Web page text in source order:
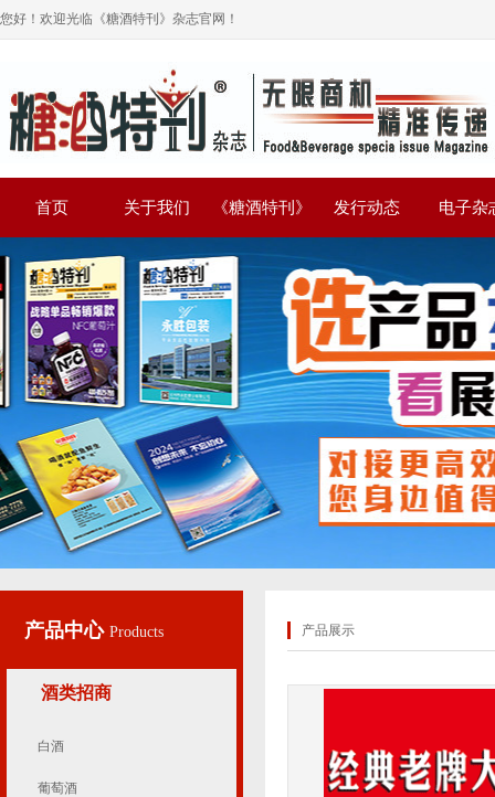
您好！欢迎光临《糖酒特刊》杂志官网！
首页 关于我们 《糖酒特刊》 发行动态 电子杂
产品中心 Products
酒类招商
白酒
葡萄酒
产品展示